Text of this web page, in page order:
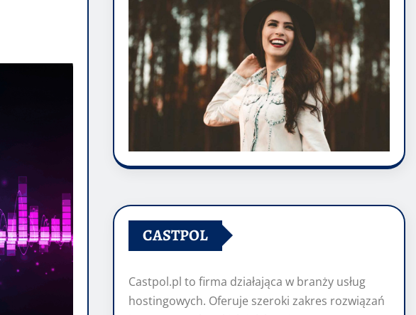
CASTPOL
Castpol.pl to firma działająca w branży usług
hostingowych. Oferuje szeroki zakres rozwiązań